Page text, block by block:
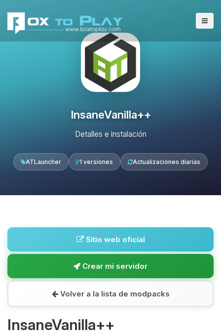
InsaneVanilla++
Detalles e instalación
ATLauncher 1 versiones Actualizaciones diarias
Sitio web oficial
Crear mi servidor
Volver a la lista de modpacks
InsaneVanilla++